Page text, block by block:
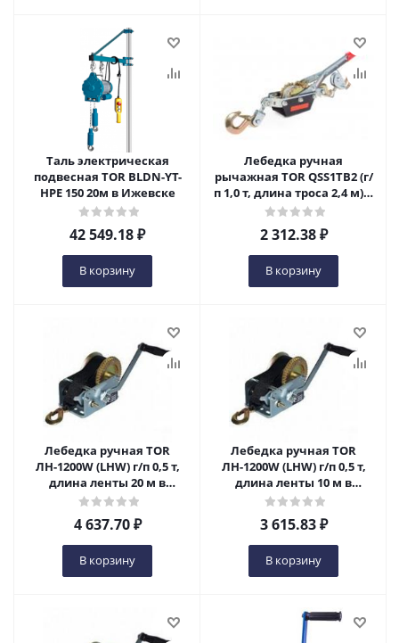
Таль электрическая
подвесная TOR BLDN-YT-
HPE 150 20м в Ижевске
42 549.18₽
В корзину
Лебедка ручная
рычажная TOR QSS1TB2 (г/
п 1,0 т, длина троса 2,4 м) в
Ижевске
2 312.38₽
В корзину
Лебедка ручная TOR
ЛН-1200W (LHW) г/п 0,5 т,
длина ленты 20 м в
Ижевске
4 637.70₽
В корзину
Лебедка ручная TOR
ЛН-1200W (LHW) г/п 0,5 т,
длина ленты 10 м в
Ижевске
3 615.83₽
В корзину